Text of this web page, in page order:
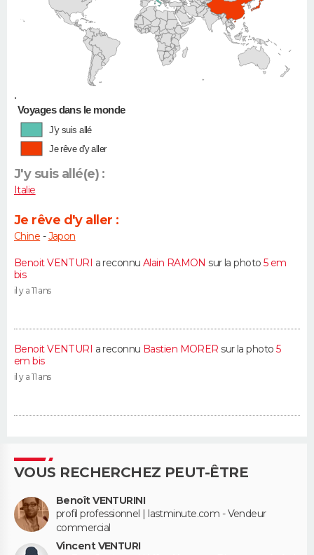
•
Voyages dans le monde
J'y suis allé
Je rêve d'y aller
J'y suis allé(e) :
Italie
Je rêve d'y aller :
Chine -Japon
Benoit VENTURI a reconnuAlain RAMON sur la photo5 em
bis
il y a 11 ans
Benoit VENTURI a reconnu Bastien MORER sur la photo 5
em bis
il y a 11 ans
VOUS RECHERCHEZ PEUT-ÊTRE
Benoît VENTURINI
profil professionnel | lastminute.com - Vendeur
commercial
Vincent VENTURI